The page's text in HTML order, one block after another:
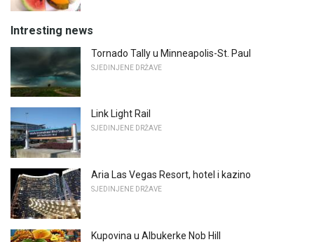
Intresting news
Tornado Tally u Minneapolis-St. Paul
SJEDINJENE DRŽAVE
Link Light Rail
SJEDINJENE DRŽAVE
Aria Las Vegas Resort, hotel i kazino
SJEDINJENE DRŽAVE
Kupovina u Albukerke Nob Hill